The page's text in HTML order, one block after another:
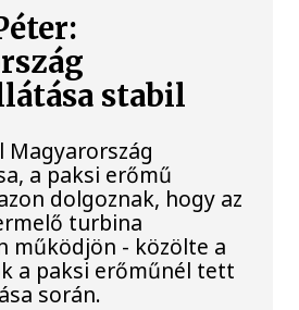
stabil
Magyarország
a paksi erőmű
dolgoznak, hogy az
turbina
működjön - közölte a
a paksi erőműnél tett
során.